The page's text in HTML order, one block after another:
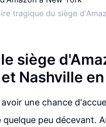
tragique du siège
siège
Nashville
une chance
peu décevant.